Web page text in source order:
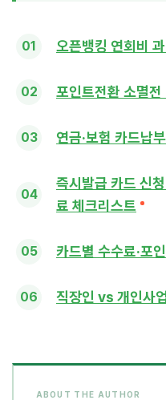
오픈뱅킹 연회비
포인트전환 소멸
연금·보험 카드납
즉시발급 카드 신
료 체크리스트
카드별 수수료·포
직장인 vs 개인사
ABOUT THE AUTHOR